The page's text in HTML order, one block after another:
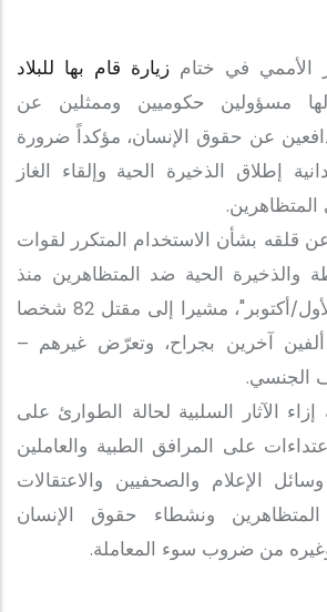
الأممي في ختام زيارة قام بها للبلاد
مسؤولين حكوميين وممثلين عن
عن حقوق الإنسان، مؤكداً ضرورة
إطلاق الذخيرة الحية وإلقاء الغاز
قلقه بشأن الاستخدام المتكرر لقوات
والذخيرة الحية ضد المتظاهرين منذ
انقلاب 25 تشرين الأول/أكتوبر"، مشيرا إلى مقتل 82 شخصا
آخرين بجراح، وتعرّض غيرهم –
الجنسي.
الآثار السلبية لحالة الطوارئ على
على المرافق الطبية والعاملين
الإعلام والصحفيين والاعتقالات
المتظاهرين ونشطاء حقوق الإنسان
من ضروب سوء المعاملة.